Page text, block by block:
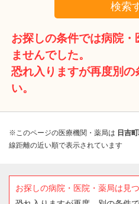
検索
お探しの条件では病院・
ませんでした。
恐れ入りますが再度別の
い。
※このページの医療機関・薬局は 日吉
線距離の近い順で表示されています
お探しの病院・医院・薬局は見